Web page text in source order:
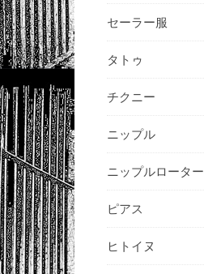
セーラー服
タトゥ
チクニー
ニップル
ニップルローター
ピアス
ヒトイヌ